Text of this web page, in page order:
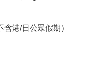
含港/日公眾假期）